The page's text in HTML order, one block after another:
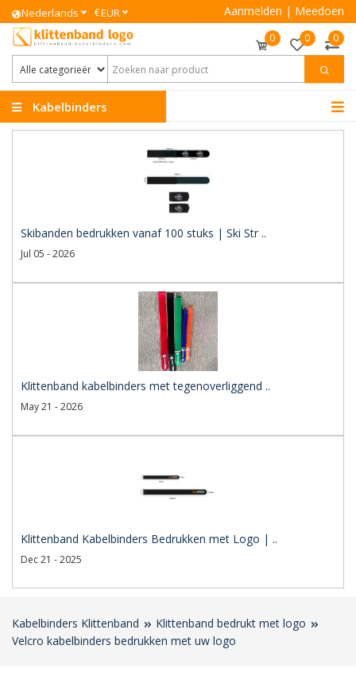
Nederlands €EUR Aanmelden | Meedoen
0 0 0
Kabelbinders
Skibanden bedrukken vanaf 100 stuks | Ski Str ..
Jul 05 - 2026
Klittenband kabelbinders met tegenoverliggend ..
May 21 - 2026
Klittenband Kabelbinders Bedrukken met Logo | ..
Dec 21 - 2025
Kabelbinders Klittenband
Klittenband bedrukt met logo
Velcro kabelbinders bedrukken met uw logo